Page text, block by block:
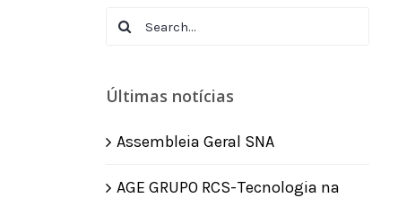
Search
Últimas notícias
Assembleia Geral SNA
AGE GRUPO RCS-Tecnologia na